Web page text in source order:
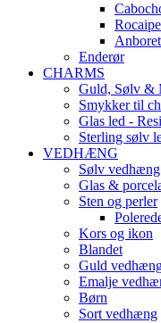
Enderør
CHARMS
Guld, Sølv &
Smykker til
Glas led -
Sterling sølv
VEDHÆNG
Sølv vedhæng
Glas &
Sten og perler
Kors og ikon
Blandet
Guld
Emalje
Børn
Sort vedhæng